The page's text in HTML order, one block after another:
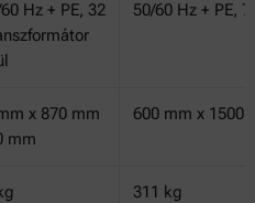
Hz + PE, 32
50/60 Hz + PE,
x 870 mm
mm
600 mm x 1500
311 kg